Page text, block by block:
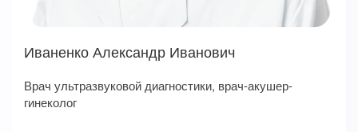
Иваненко Александр Иванович
Врач ультразвуковой диагностики, врач-акушер-
гинеколог